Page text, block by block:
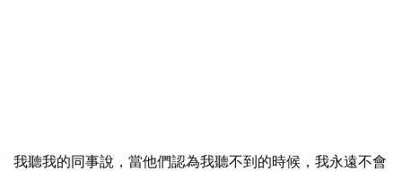
我聽我的同事說，當他們認為我聽不到的時候，我永遠不會